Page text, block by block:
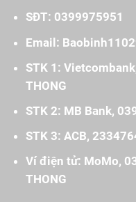
SĐT: 0399975951
Email:
STK 1:
THONG
STK 2: MB Bank,
STK 3: ACB,
Ví điện tử: MoMo,
THONG